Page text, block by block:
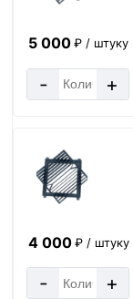
5 000₽ / штуку
- +
4 000₽ / штуку
- +